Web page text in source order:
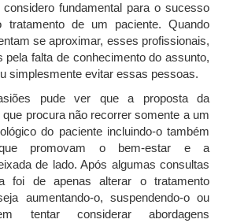
fundamental para o sucesso
de um paciente. Quando
se aproximar, esses profissionais,
pela falta de conhecimento do assunto,
simplesmente evitar essas pessoas.
pude ver que a proposta da
procura não recorrer somente a um
do paciente incluindo-o também
promovam o bem-estar e a
de lado. Após algumas consultas
foi de apenas alterar o tratamento
aumentando-o, suspendendo-o ou
tentar considerar abordagens